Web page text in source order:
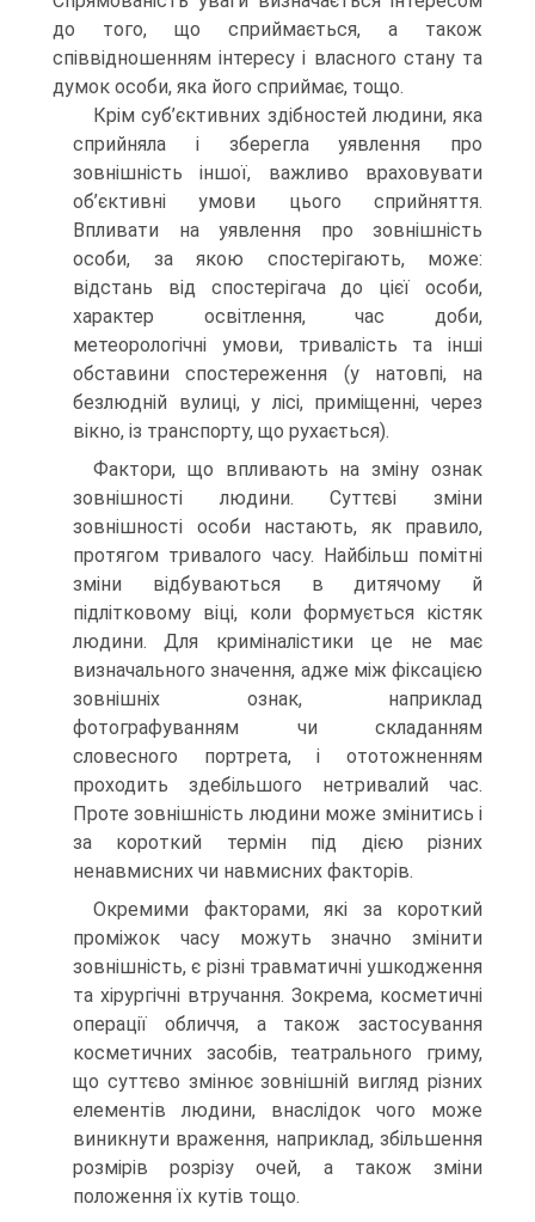
до того, що сприймається, а також
співвідношенням інтересу і власного стану та
думок особи, яка його сприймає, тощо.
Крім суб’єктивних здібностей людини, яка
сприйняла і зберегла уявлення про
зовнішність іншої, важливо враховувати
об’єктивні умови цього сприйняття.
Впливати на уявлення про зовнішність
особи, за якою спостерігають, може:
відстань від спостерігача до цієї особи,
характер освітлення, час доби,
метеорологічні умови, тривалість та інші
обставини спостереження (у натовпі, на
безлюдній вулиці, у лісі, приміщенні, через
вікно, із транспорту, що рухається).
Фактори, що впливають на зміну ознак
зовнішності людини. Суттєві зміни
зовнішності особи настають, як правило,
протягом тривалого часу. Найбільш помітні
зміни відбуваються в дитячому й
підлітковому віці, коли формується кістяк
людини. Для криміналістики це не має
визначального значення, адже між фіксацією
зовнішніх ознак, наприклад
фотографуванням чи складанням
словесного портрета, і ототожненням
проходить здебільшого нетривалий час.
Проте зовнішність людини може змінитись і
за короткий термін під дією різних
ненавмисних чи навмисних факторів.
Окремими факторами, які за короткий
проміжок часу можуть значно змінити
зовнішність, є різні травматичні ушкодження
та хірургічні втручання. Зокрема, косметичні
операції обличчя, а також застосування
косметичних засобів, театрального гриму,
що суттєво змінює зовнішній вигляд різних
елементів людини, внаслідок чого може
виникнути враження, наприклад, збільшення
розмірів розрізу очей, а також зміни
положення їх кутів тощо.